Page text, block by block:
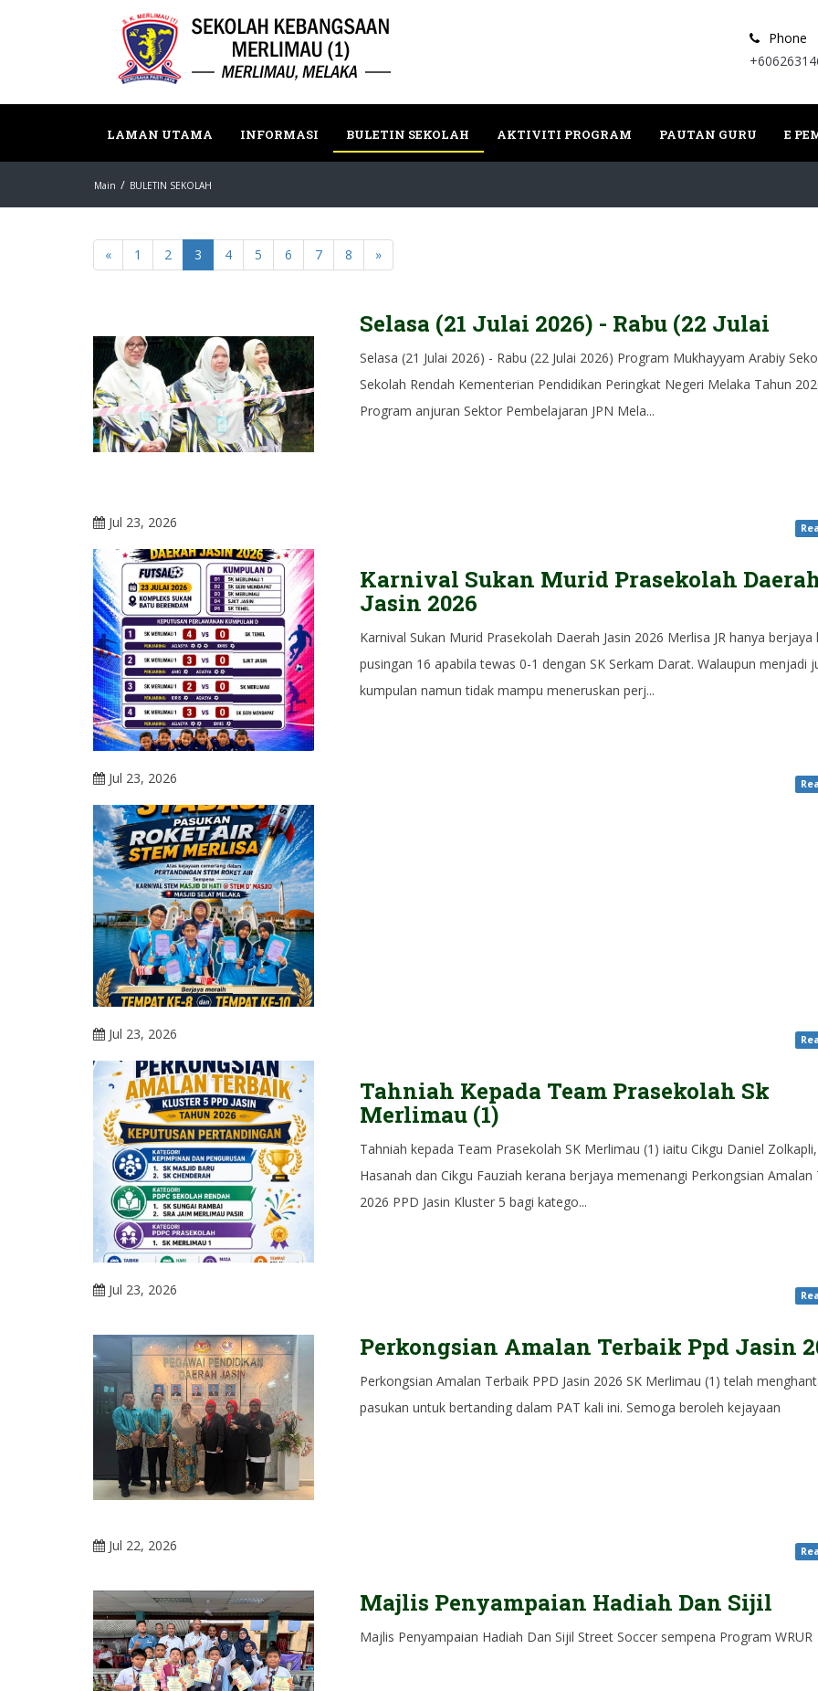
Phone
LAMAN UTAMA INFORMASI BULETIN SEKOLAH AKTIVITI PROGRAM PAUTAN GURU E
Main BULETIN SEKOLAH
« 1 2 3 4 5 6 7 8 »
Selasa (21 Julai 2026) - Rabu (22 Julai
Selasa (21 Julai 2026) - Rabu (22 Julai 2026) Program Mukhayyam Arabiy
Sekolah Rendah Kementerian Pendidikan Peringkat Negeri Melaka Tahun
Program anjuran Sektor Pembelajaran JPN Mela...
Jul 23, 2026
Karnival Sukan Murid Prasekolah
Jasin 2026
Karnival Sukan Murid Prasekolah Daerah Jasin 2026 Merlisa JR hanya berjaya
pusingan 16 apabila tewas 0-1 dengan SK Serkam Darat. Walaupun menjadi
kumpulan namun tidak mampu meneruskan perj...
Jul 23, 2026
Jul 23, 2026
Tahniah Kepada Team Prasekolah Sk
Merlimau (1)
Tahniah kepada Team Prasekolah SK Merlimau (1) iaitu Cikgu Daniel
Hasanah dan Cikgu Fauziah kerana berjaya memenangi Perkongsian Amalan
2026 PPD Jasin Kluster 5 bagi katego...
Jul 23, 2026
Perkongsian Amalan Terbaik Ppd Jasin
Perkongsian Amalan Terbaik PPD Jasin 2026 SK Merlimau (1) telah
pasukan untuk bertanding dalam PAT kali ini. Semoga beroleh kejayaan
Jul 22, 2026
Majlis Penyampaian Hadiah Dan Sijil
Majlis Penyampaian Hadiah Dan Sijil Street Soccer sempena Program WRUR